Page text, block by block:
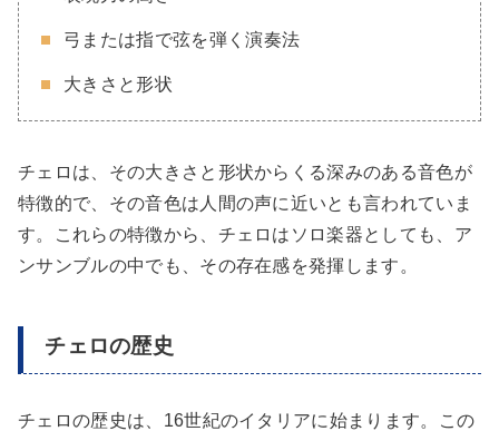
弓または指で弦を弾く演奏法
大きさと形状
チェロは、その大きさと形状からくる深みのある音色が
特徴的で、その音色は人間の声に近いとも言われていま
す。これらの特徴から、チェロはソロ楽器としても、ア
ンサンブルの中でも、その存在感を発揮します。
チェロの歴史
チェロの歴史は、16世紀のイタリアに始まります。この